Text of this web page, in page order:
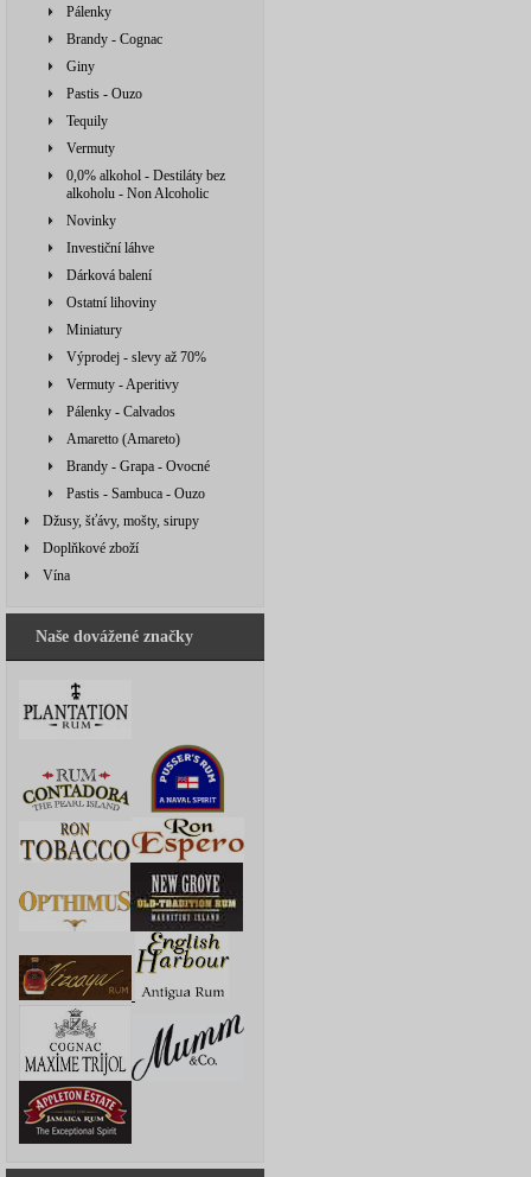
Pálenky
Brandy - Cognac
Giny
Pastis - Ouzo
Tequily
Vermuty
0,0% alkohol - Destiláty bez
alkoholu - Non Alcoholic
Novinky
Investiční láhve
Dárková balení
Ostatní lihoviny
Miniatury
Výprodej - slevy až 70%
Vermuty - Aperitivy
Pálenky - Calvados
Amaretto (Amareto)
Brandy - Grapa - Ovocné
Pastis - Sambuca - Ouzo
Džusy, šťávy, mošty, sirupy
Doplňkové zboží
Vína
Naše dovážené značky